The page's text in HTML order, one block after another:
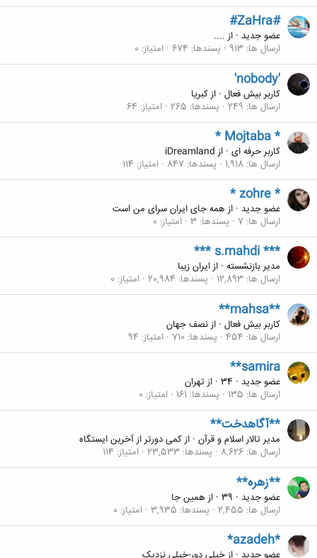
#ZaHra#
عضو جدید · از ....
ارسال ها 913 پسندها 674 امتیاز 0
'nobody'
کاربر بیش فعال · ازكبريا
ارسال ها 249 پسندها 265 امتیاز 64
* Mojtaba *
کاربر حرفه ای · از iDreamland
ارسال ها 1,918 پسندها 847 امتیاز 114
* zohre *
عضو جدید · از همه جای ایران سرای من است
ارسال ها 7 پسندها 3 امتیاز 0
*** s.mahdi ***
مدیر بازنشسته · ازایران زیبا
ارسال ها 12,893 پسندها 20,984 امتیاز 0
**mahsa**
کاربر بیش فعال · ازنصف جهان
ارسال ها 454 پسندها 710 امتیاز 94
**samira
عضو جدید ·
· ازتهران
ارسال ها 135 پسندها 161 امتیاز 0
**آگاهدخت**
مدیر تالار اسلام و قرآن · ازکمی دورتر از آخرین ایستگاه
ارسال ها 8,626 پسندها 23,533 امتیاز 114
**زهره**
عضو جدید ·
· از همین جا
ارسال ها 2,455 پسندها 3,935 امتیاز 0
*azadeh*